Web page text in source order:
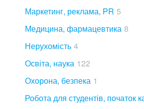
Маркетинг, реклама, PR 5
Медицина, фармацевтика 8
Нерухомість 4
Освіта, наука 122
Охорона, безпека 1
Робота для студентів, початок